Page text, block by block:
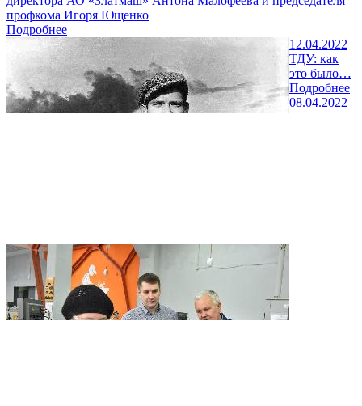
профкома Игоря Ющенко
Подробнее
12.04.2022
ТДУ: как
это было…
Подробнее
08.04.2022